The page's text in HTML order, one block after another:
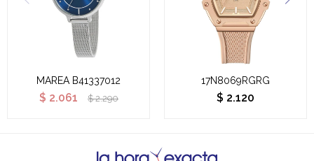
MAREA B41337012
$ 2.061 $ 2.290
17N8069RGRG
$ 2.120